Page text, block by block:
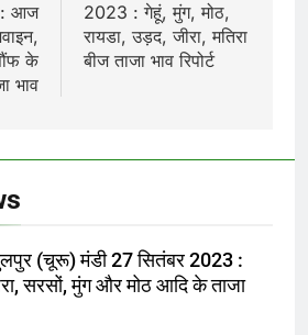
: आज
के
भाव
2023 : गेहूं, मुंग, मोठ,
रायडा, उड़द, जीरा, मतिरा
बीज ताजा भाव रिपोर्ट
(चूरू) मंडी 27 सितंबर 2023 :
सरसों, मुंग और मोठ आदि के ताजा